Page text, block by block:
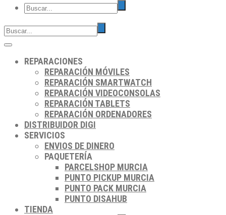
REPARACIONES
REPARACIÓN MÓVILES
REPARACIÓN SMARTWATCH
REPARACIÓN VIDEOCONSOLAS
REPARACIÓN TABLETS
REPARACIÓN ORDENADORES
DISTRIBUIDOR DIGI
SERVICIOS
ENVIOS DE DINERO
PAQUETERÍA
PARCELSHOP MURCIA
PUNTO PICKUP MURCIA
PUNTO PACK MURCIA
PUNTO DISAHUB
TIENDA